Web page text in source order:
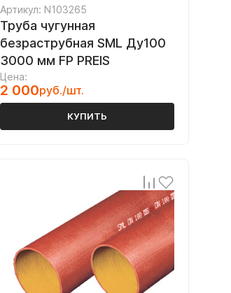
Артикул: N103265
Труба чугунная
безраструбная SML Ду100
3000 мм FP PREIS
Цена:
2 000руб./шт.
КУПИТЬ